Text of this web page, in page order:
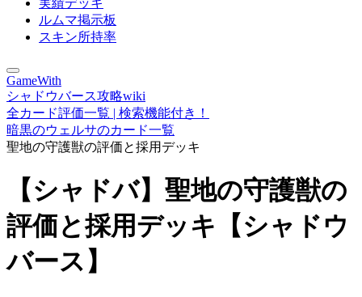
実績デッキ
ルムマ掲示板
スキン所持率
GameWith
シャドウバース攻略wiki
全カード評価一覧 | 検索機能付き！
暗黒のウェルサのカード一覧
聖地の守護獣の評価と採用デッキ
【シャドバ】聖地の守護獣の
評価と採用デッキ【シャドウ
バース】